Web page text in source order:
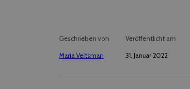
Geschrieben von
Maria Veitsman
Veröffentlicht am
31. Januar 2022